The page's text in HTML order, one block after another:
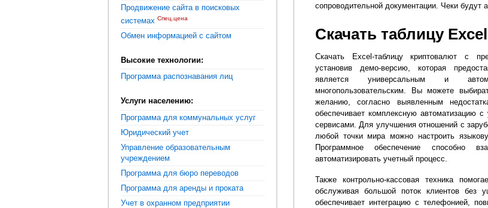
сопроводительной документации. Чеки будут
Скачать таблицу
Скачать Excel-таблицу криптовалют с
установив демо-версию, которая
является универсальным и
многопользовательским. Вы можете
желанию, согласно выявленным
обеспечивает комплексную автоматизацию
сервисами. Для улучшения отношений с
любой точки мира можно настроить
Программное обеспечение способно
автоматизировать учетный процесс.
Также контрольно-кассовая техника
обслуживая большой поток клиентов без
обеспечивает интеграцию с телефонией,
Продвижение сайта в поисковых
системах Спец.цена
Обмен информацией с сайтом
Высокие технологии:
Программа распознавания лиц
Услуги населению:
Программа для коммунальных услуг
Юридический учет
Управление образовательным
учреждением
Программа для бюро переводов
Программа для аренды и проката
Учет в охранном предприятии